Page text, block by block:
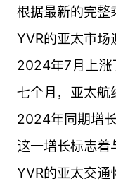
根据最新的完整
YVR的亚太市
2024年7月上涨
七个月，亚太航
2024年同期增长
这一增长标志着
YVR的亚太交通